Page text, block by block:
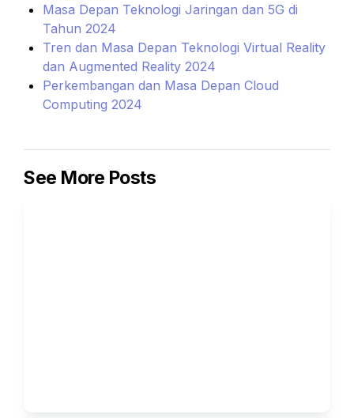
Masa Depan Teknologi Jaringan dan 5G di
Tahun 2024
Tren dan Masa Depan Teknologi Virtual Reality
dan Augmented Reality 2024
Perkembangan dan Masa Depan Cloud
Computing 2024
See More Posts